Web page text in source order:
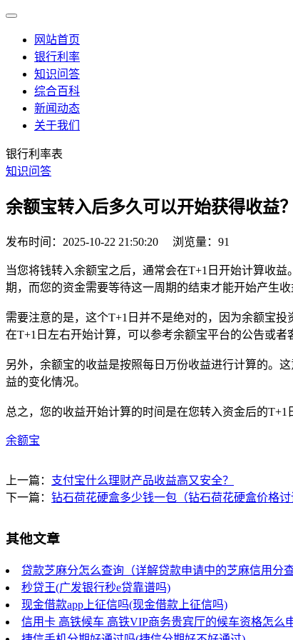
网站首页
银行利率
知识问答
综合百科
新闻动态
关于我们
银行利率表
知识问答
余额宝转入后多久可以开始获得收益？
发布时间：2025-10-22 21:50:20 浏览量：91
当您将钱转入余额宝之后，通常会在T+1日开始计算收
期，而您的资金需要等待这一周期的结束才能开始产生收
需要注意的是，这个T+1日并不是绝对的，因为余额宝
在T+1日左右开始计算，可以参考余额宝平台的公告或者
另外，余额宝的收益是按照每日万份收益进行计算的。
益的变化情况。
总之，您的收益开始计算的时间是在您转入资金后的
余额宝
上一篇： 支付宝什么理财产品收益高又安全？
下一篇： 钻石荷花硬盒多少钱一包（钻石荷花硬盒价格讨
其他文章
贷款芝麻分怎么查询（详解贷款申请中的芝麻信用分查
秒贷王(广发银行秒e贷靠谱吗)
现金借款app上征信吗(现金借款上征信吗)
信用卡 高铁候车 高铁VIP商务贵宾厅的候车资格怎么